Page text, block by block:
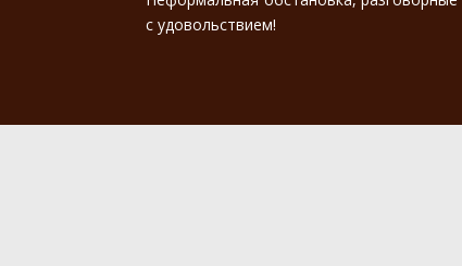
с удовольствием!